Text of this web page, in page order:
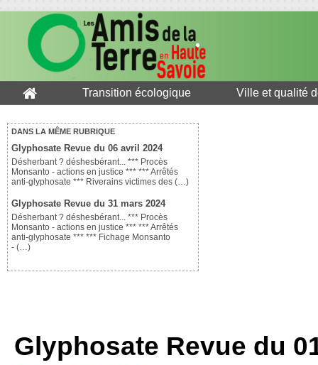
Transition écologique Ville et qualité
DANS LA MÊME RUBRIQUE
Glyphosate Revue du 06 avril 2024
Désherbant ? déshesbérant... *** Procès
Monsanto - actions en justice *** *** Arrêtés
anti-glyphosate *** Riverains victimes des (…)
Glyphosate Revue du 31 mars 2024
Désherbant ? déshesbérant... *** Procès
Monsanto - actions en justice *** *** Arrêtés
anti-glyphosate *** *** Fichage Monsanto
- (…)
Glyphosate Revue du